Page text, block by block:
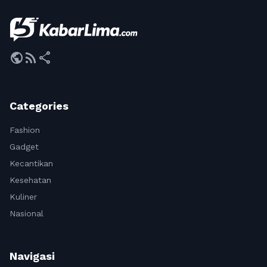
publicrss_feed share
Categories
Fashion
Gadget
Kecantikan
Kesehatan
Kuliner
Nasional
Navigasi